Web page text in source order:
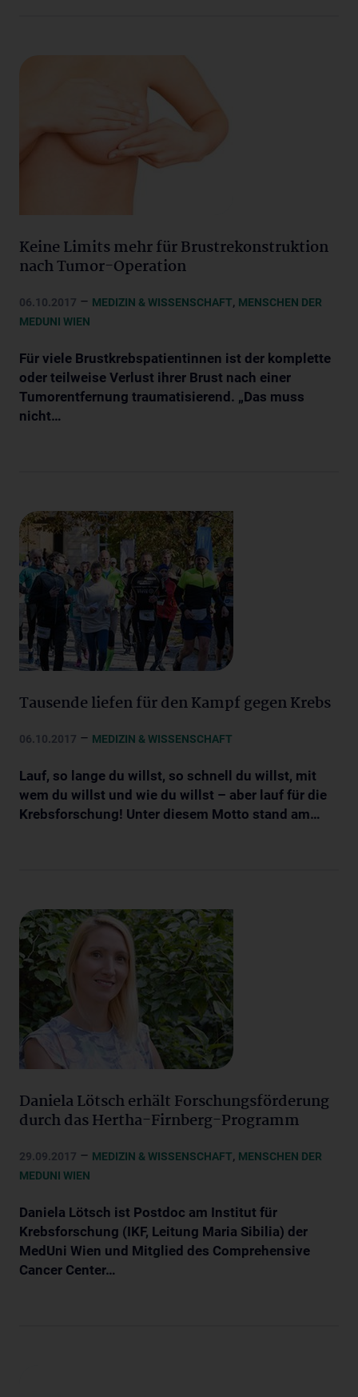
Keine Limits mehr für Brustrekonstruktion
nach Tumor-Operation
06.10.2017 – MEDIZIN & WISSENSCHAFT, MENSCHEN DER
MEDUNI WIEN
Für viele Brustkrebspatientinnen ist der komplette
oder teilweise Verlust ihrer Brust nach einer
Tumorentfernung traumatisierend. „Das muss
nicht…
Tausende liefen für den Kampf gegen Krebs
06.10.2017 – MEDIZIN & WISSENSCHAFT
Lauf, so lange du willst, so schnell du willst, mit
wem du willst und wie du willst – aber lauf für die
Krebsforschung! Unter diesem Motto stand am…
Daniela Lötsch erhält Forschungsförderung
durch das Hertha-Firnberg-Programm
29.09.2017 – MEDIZIN & WISSENSCHAFT, MENSCHEN DER
MEDUNI WIEN
Daniela Lötsch ist Postdoc am Institut für
Krebsforschung (IKF, Leitung Maria Sibilia) der
MedUni Wien und Mitglied des Comprehensive
Cancer Center…